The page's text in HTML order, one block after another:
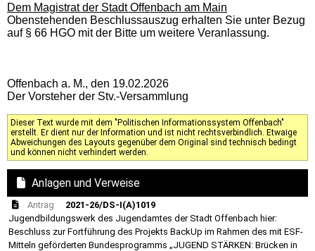
Dem Magistrat der Stadt Offenbach am Main
Obenstehenden Beschlussauszug erhalten Sie unter Bezug
auf § 66 HGO mit der Bitte um weitere Veranlassung.
Offenbach a. M., den 19.02.2026
Der Vorsteher der Stv.-Versammlung
Dieser Text wurde mit dem "Politischen Informationssystem Offenbach"
erstellt. Er dient nur der Information und ist nicht rechtsverbindlich. Etwaige
Abweichungen des Layouts gegenüber dem Original sind technisch bedingt
und können nicht verhindert werden.
Anlagen und Verweise
Antrag
2021-26/DS-I(A)1019
Jugendbildungswerk des Jugendamtes der Stadt Offenbach hier:
Beschluss zur Fortführung des Projekts BackUp im Rahmen des mit ESF-
Mitteln geförderten Bundesprogramms „JUGEND STÄRKEN: Brücken in